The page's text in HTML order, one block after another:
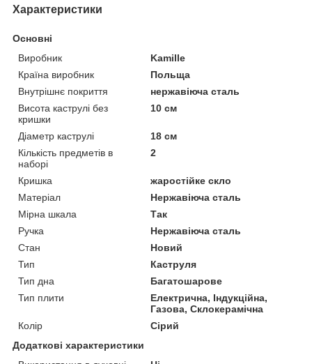
Характеристики
Основні
Виробник
Kamille
Країна виробник
Польща
Внутрішнє покриття
нержавіюча сталь
Висота каструлі без
кришки
10 см
Діаметр каструлі
18 см
Кількість предметів в
наборі
2
Кришка
жаростійке скло
Матеріал
Нержавіюча сталь
Мірна шкала
Так
Ручка
Нержавіюча сталь
Стан
Новий
Тип
Каструля
Тип дна
Багатошарове
Тип плити
Електрична, Індукційна,
Газова, Склокерамічна
Колір
Сірий
Додаткові характеристики